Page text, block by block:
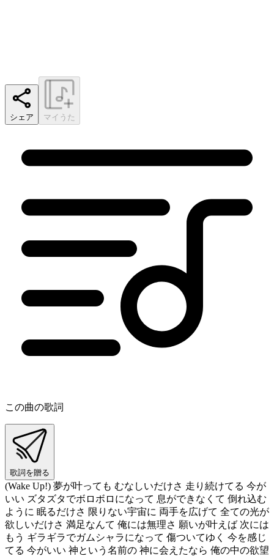
シェア マイうた
この曲の歌詞
歌詞を贈る
(Wake Up!) 夢が叶っても むなしいだけさ 走り続けてる 今が
いい ズタズタでボロボロになって 息ができなくて 倒れ込む
ように 眠るだけさ 限りない宇宙に 両手を広げて 全ての光が
欲しいだけさ 満足なんて 俺には無理さ 願いが叶えば 次には
もう ギラギラでガムシャラになって 傷ついてゆく 今を感じ
てる 今がいい 神という名前の 神に会えたなら 俺の中の欲望